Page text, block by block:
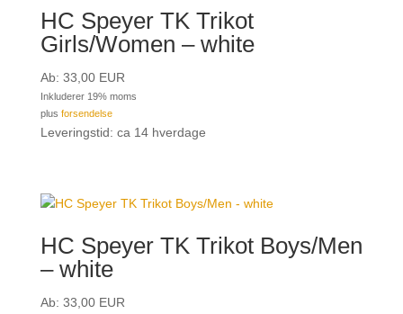
HC Speyer TK Trikot
Girls/Women – white
Ab: 33,00EUR
Inkluderer 19% moms
plus forsendelse
Leveringstid: ca 14 hverdage
HC Speyer TK Trikot Boys/Men
– white
Ab: 33,00EUR